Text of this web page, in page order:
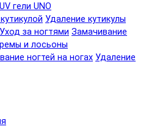
UV гели UNO
Удаление кутикулы
Уход за ногтями Замачивание
и лосьоны
ногтей на ногах Удаление